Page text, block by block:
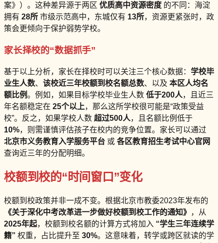
案》）。这种差异源于两区 优质高中资源密度 的不同：海淀
拥有 28所 市级示范高中，东城仅有 13所，资源更紧张时，政
策会更倾向于保护弱势学校。
家长择校的“数据抓手”
基于以上分析，家长在择校时可以关注三个核心数据： 学校毕
业生人数、 该校近三年校额到校名额总数、以及 本区人均名
额比例。例如，如果目标学校毕业生人数 低于200人，且近三
年名额稳定在 25个以上，那么这所学校很可能是“政策受益
校”。反之，如果学校人数 超过500人，且名额比例低于
10%，则需谨慎评估孩子在校内的竞争位置。家长可以通过
北京市义务教育入学服务平台 或 各区教育招生考试中心官网
查询近三年的分配明细。
校额到校的“时间窗口”变化
校额到校政策并非一成不变。根据北京市教委2023年发布的
《关于深化中考改革进一步做好校额到校工作的通知》 ，从
2025年起，校额到校名额的计算方式将加入 “学生三年连续学
籍” 权重，占比提升至 30%。这意味着，转学或跨区就读的学